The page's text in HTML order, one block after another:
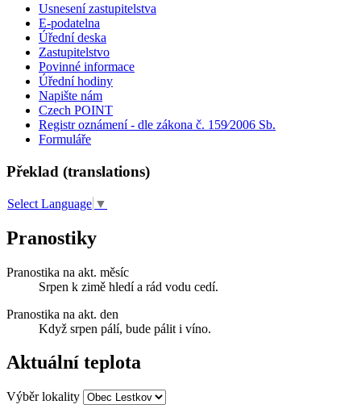
Usnesení zastupitelstva
E-podatelna
Úřední deska
Zastupitelstvo
Povinné informace
Úřední hodiny
Napište nám
Czech POINT
Registr oznámení - dle zákona č. 159⁄2006 Sb.
Formuláře
Překlad (translations)
Select Language ▼
Pranostiky
Pranostika na akt. měsíc
Srpen k zimě hledí a rád vodu cedí.
Pranostika na akt. den
Když srpen pálí, bude pálit i víno.
Aktuální teplota
Výběr lokality